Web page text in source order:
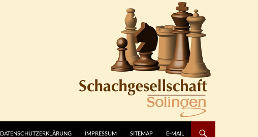
DATENSCHUTZERKLÄRUNG IMPRESSUM SITEMAP E-MAIL